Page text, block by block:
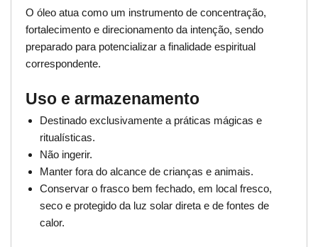
O óleo atua como um instrumento de concentração,
fortalecimento e direcionamento da intenção, sendo
preparado para potencializar a finalidade espiritual
correspondente.
Uso e armazenamento
Destinado exclusivamente a práticas mágicas e
ritualísticas.
Não ingerir.
Manter fora do alcance de crianças e animais.
Conservar o frasco bem fechado, em local fresco,
seco e protegido da luz solar direta e de fontes de
calor.